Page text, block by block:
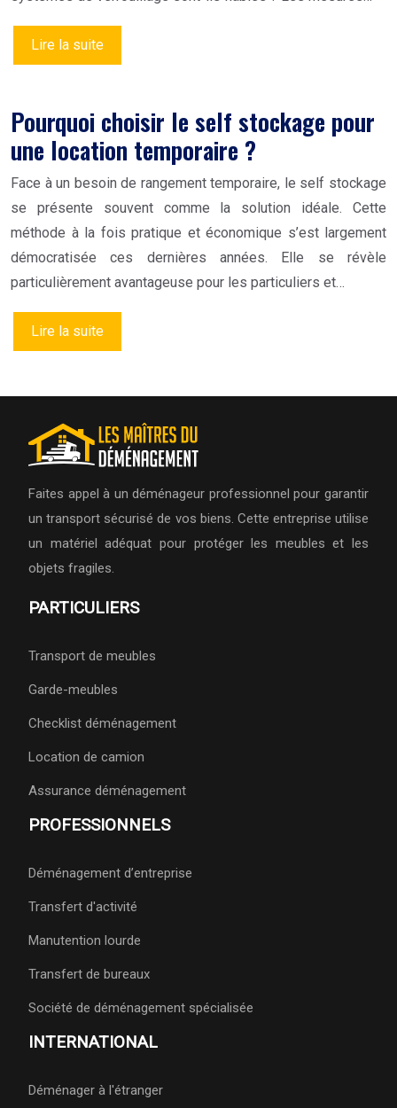
Lire la suite
Pourquoi choisir le self stockage pour
une location temporaire ?
Face à un besoin de rangement temporaire, le self stockage
se présente souvent comme la solution idéale. Cette
méthode à la fois pratique et économique s’est largement
démocratisée ces dernières années. Elle se révèle
particulièrement avantageuse pour les particuliers et…
Lire la suite
Faites appel à un déménageur professionnel pour garantir
un transport sécurisé de vos biens. Cette entreprise utilise
un matériel adéquat pour protéger les meubles et les
objets fragiles.
PARTICULIERS
Transport de meubles
Garde-meubles
Checklist déménagement
Location de camion
Assurance déménagement
PROFESSIONNELS
Déménagement d’entreprise
Transfert d'activité
Manutention lourde
Transfert de bureaux
Société de déménagement spécialisée
INTERNATIONAL
Déménager à l'étranger